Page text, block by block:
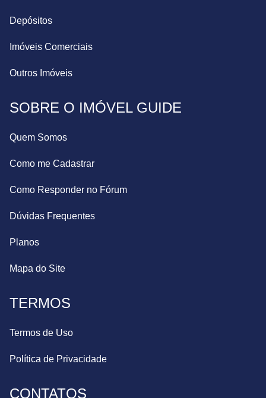
Depósitos
Imóveis Comerciais
Outros Imóveis
SOBRE O IMÓVEL GUIDE
Quem Somos
Como me Cadastrar
Como Responder no Fórum
Dúvidas Frequentes
Planos
Mapa do Site
TERMOS
Termos de Uso
Política de Privacidade
CONTATOS